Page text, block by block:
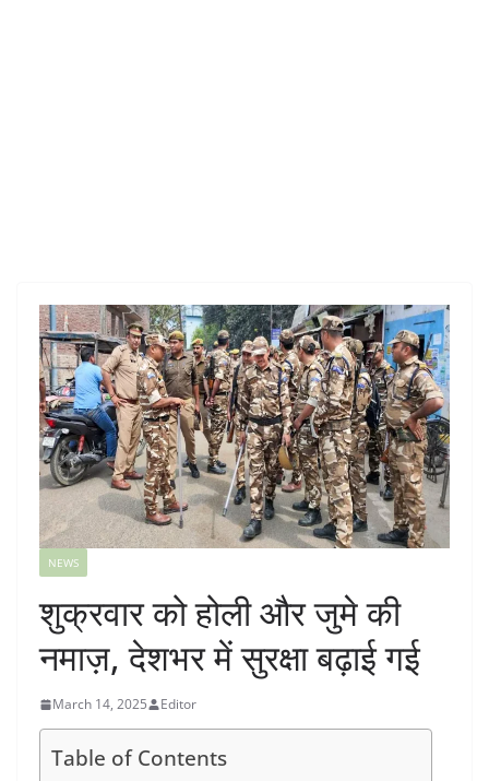
NEWS
शुक्रवार को होली और जुमे की
नमाज़, देशभर में सुरक्षा बढ़ाई गई
March 14, 2025 Editor
Table of Contents